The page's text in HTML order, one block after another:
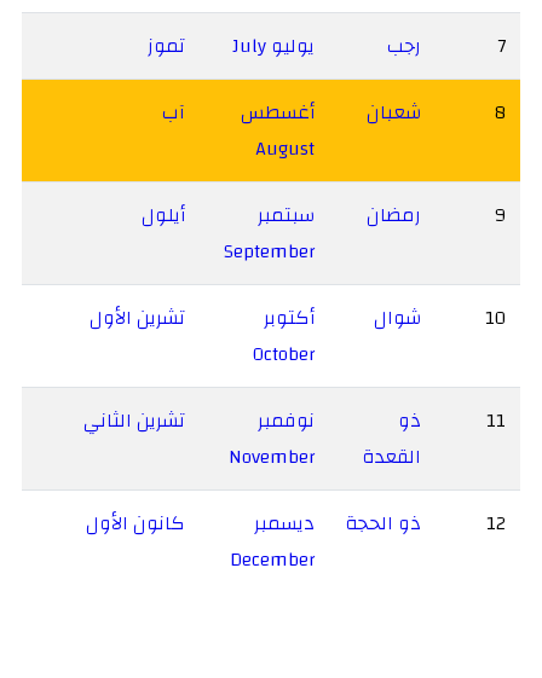
7 رجب يوليو July
تموز
8
شعبان
أغسطس
August
آب
9 رمضان
سبتمبر
September
أيلول
10 شوال
أكتوبر
October
تشرين الأول
11
ذو
القعدة
نوفمبر
November
تشرين الثاني
12 ذو الحجة
ديسمبر
December
كانون الأول